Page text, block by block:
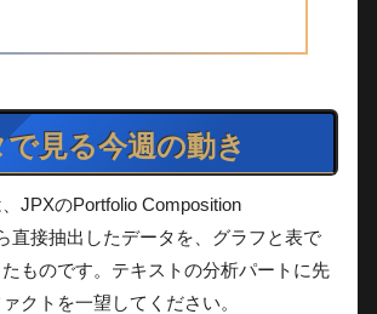
見る今週の動き
JPXのPortfolio Composition
直接抽出したデータを、グラフと表で
ものです。テキストの分析パートに先
クトを一望してください。